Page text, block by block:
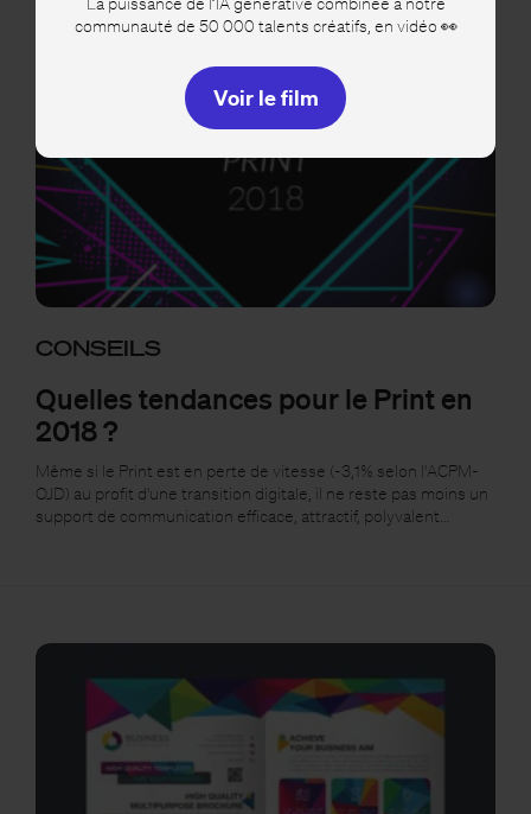
communauté de 50 000 talents créatifs, en vidéo 👀
Voir le film
CONSEILS
Quelles tendances pour le Print en
2018 ?
Même si le Print est en perte de vitesse (-3,1% selon l'ACPM-
OJD) au profit d'une transition digitale, il ne reste pas moins un
support de communication efficace, attractif, polyvalent…